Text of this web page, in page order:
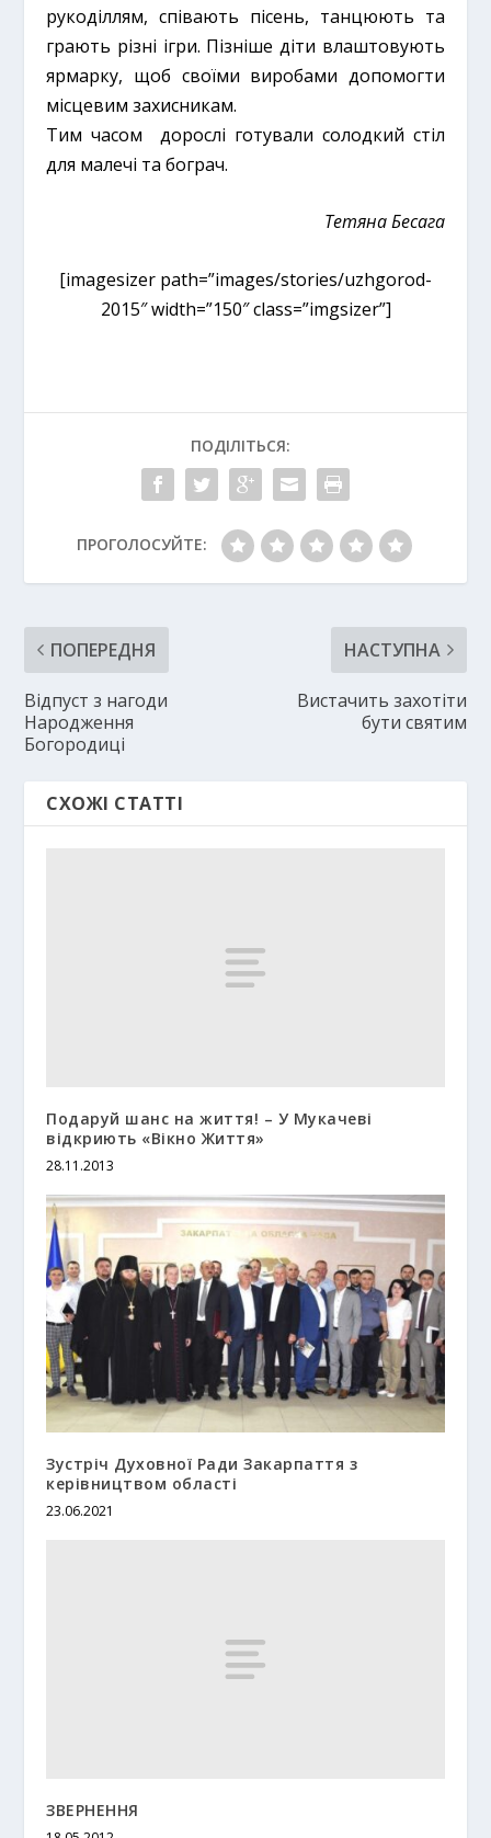
рукоділлям, співають пісень, танцюють та
грають різні ігри. Пізніше діти влаштовують
ярмарку, щоб своїми виробами допомогти
місцевим захисникам.
Тим часом дорослі готували солодкий стіл
для малечі та бограч.
Тетяна Бесага
[imagesizer path=”images/stories/uzhgorod-
2015″ width=”150″ class=”imgsizer”]
ПОДІЛІТЬСЯ:
ПРОГОЛОСУЙТЕ:
ПОПЕРЕДНЯ
Відпуст з нагоди
Народження
Богородиці
НАСТУПНА
Вистачить захотіти
бути святим
СХОЖІ СТАТТІ
Подаруй шанс на життя! – У Мукачеві
відкриють «Вікно Життя»
28.11.2013
Зустріч Духовної Ради Закарпаття з
керівництвом області
23.06.2021
ЗВЕРНЕННЯ